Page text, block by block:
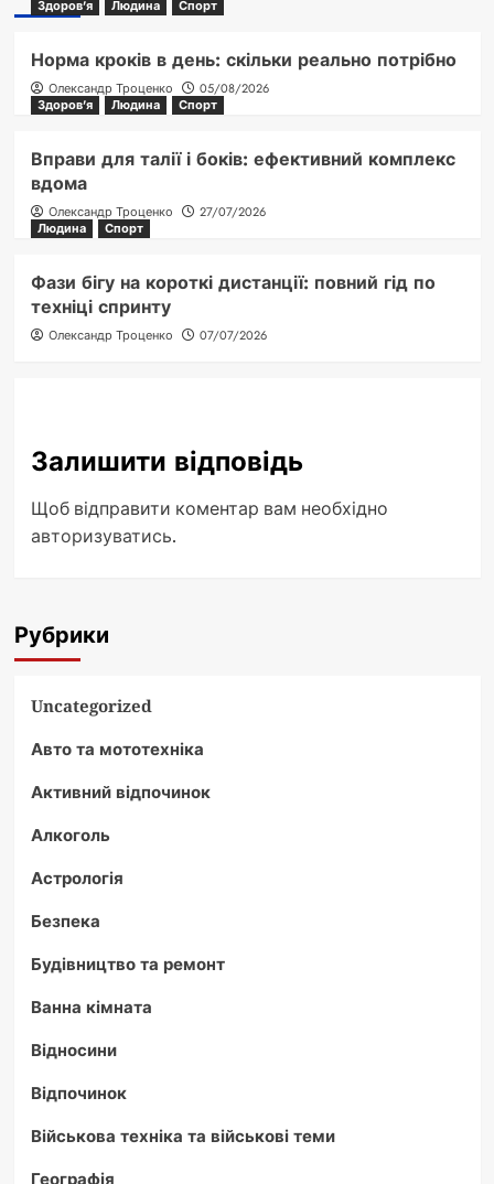
Здоров'я Людина Спорт
Норма кроків в день: скільки реально потрібно
Олександр Троценко
05/08/2026
Здоров'я
Людина Спорт
Вправи для талії і боків: ефективний комплекс
вдома
Олександр Троценко
27/07/2026
Людина
Спорт
Фази бігу на короткі дистанції: повний гід по
техніці спринту
Олександр Троценко 07/07/2026
Залишити відповідь
Щоб відправити коментар вам необхідно
авторизуватись.
Рубрики
Uncategorized
Авто та мототехніка
Активний відпочинок
Алкоголь
Астрологія
Безпека
Будівництво та ремонт
Ванна кімната
Відносини
Відпочинок
Військова техніка та військові теми
Географія